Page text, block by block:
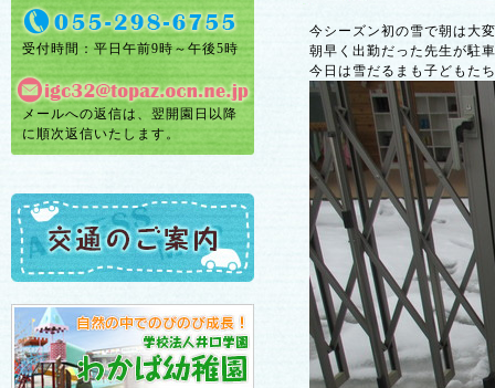
受付時間：平日午前9時～午後5時
メールへの返信は、翌開園日以降
に順次返信いたします。
今シーズン初の雪で朝は大
朝早く出勤だった先生が駐
今日は雪だるまも子どもた